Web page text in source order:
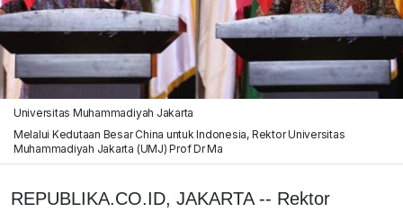
Universitas Muhammadiyah Jakarta
Melalui Kedutaan Besar China untuk Indonesia, Rektor Universitas
Muhammadiyah Jakarta (UMJ) Prof Dr Ma
REPUBLIKA.CO.ID, JAKARTA -- Rektor